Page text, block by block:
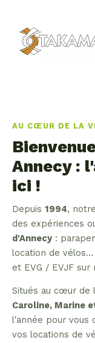
AU CŒUR DE LA
Annecy :
ici !
Depuis 1994,
des expériences
d'Annecy :
location de vélos…
et EVG / EVJF
Situés au cœur de
Caroline, Marine
l'année pour vous
vos locations de